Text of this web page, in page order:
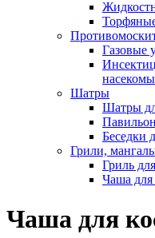
Газовые
Шатры
Шатры
Беседки
Грили,
Гриль
Чаша для
Чаша для